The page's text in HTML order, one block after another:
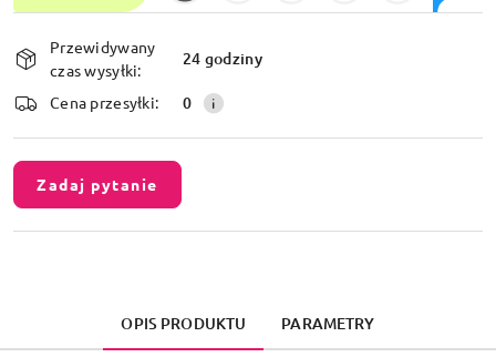
Dostępność
i
dostawa
Przewidywany
czas wysyłki:
24 godziny
Cena przesyłki: 0
Zadaj pytanie
OPIS PRODUKTU PARAMETRY